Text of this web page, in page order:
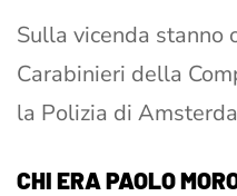
Sulla vicenda stanno
Carabinieri della
la Polizia di
CHI ERA PAOLO